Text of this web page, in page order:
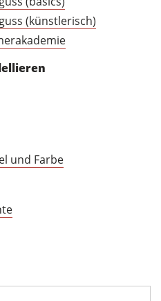
(künstlerisch)
und Farbe